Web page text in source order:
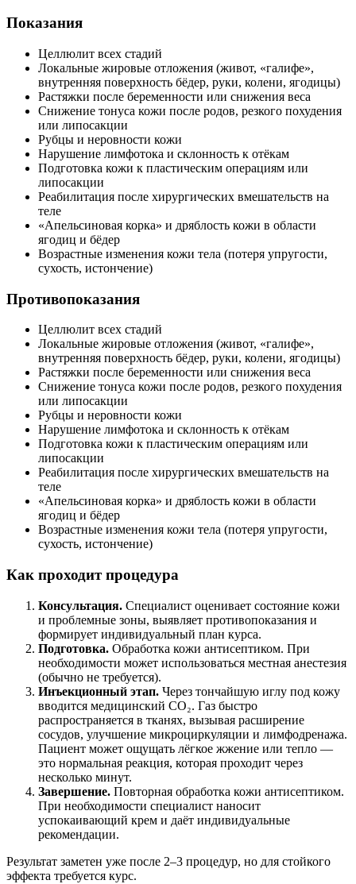
Показания
Целлюлит всех стадий
Локальные жировые отложения (живот, «галифе»,
внутренняя поверхность бёдер, руки, колени, ягодицы)
Растяжки после беременности или снижения веса
Снижение тонуса кожи после родов, резкого похудения
или липосакции
Рубцы и неровности кожи
Нарушение лимфотока и склонность к отёкам
Подготовка кожи к пластическим операциям или
липосакции
Реабилитация после хирургических вмешательств на
теле
«Апельсиновая корка» и дряблость кожи в области
ягодиц и бёдер
Возрастные изменения кожи тела (потеря упругости,
сухость, истончение)
Противопоказания
Целлюлит всех стадий
Локальные жировые отложения (живот, «галифе»,
внутренняя поверхность бёдер, руки, колени, ягодицы)
Растяжки после беременности или снижения веса
Снижение тонуса кожи после родов, резкого похудения
или липосакции
Рубцы и неровности кожи
Нарушение лимфотока и склонность к отёкам
Подготовка кожи к пластическим операциям или
липосакции
Реабилитация после хирургических вмешательств на
теле
«Апельсиновая корка» и дряблость кожи в области
ягодиц и бёдер
Возрастные изменения кожи тела (потеря упругости,
сухость, истончение)
Как проходит процедура
Консультация. Специалист оценивает состояние кожи
и проблемные зоны, выявляет противопоказания и
формирует индивидуальный план курса.
Подготовка. Обработка кожи антисептиком. При
необходимости может использоваться местная анестезия
(обычно не требуется).
Инъекционный этап. Через тончайшую иглу под кожу
вводится медицинский CO₂. Газ быстро
распространяется в тканях, вызывая расширение
сосудов, улучшение микроциркуляции и лимфодренажа.
Пациент может ощущать лёгкое жжение или тепло —
это нормальная реакция, которая проходит через
несколько минут.
Завершение. Повторная обработка кожи антисептиком.
При необходимости специалист наносит
успокаивающий крем и даёт индивидуальные
рекомендации.
Результат заметен уже после 2–3 процедур, но для стойкого
эффекта требуется курс.